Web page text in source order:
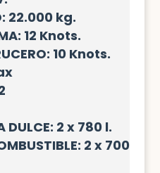
22.000 kg.
12 Knots.
10 Knots.
DULCE: 2 x 780 l.
2 x 700